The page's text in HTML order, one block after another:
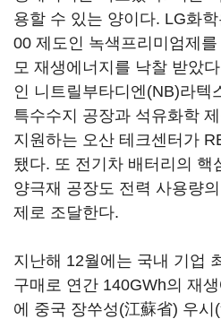
용할 수 있는 양이다. LG화
00 제도인 녹색프리미엄제
모 재생에너지를 낙찰 받았
인 니트릴부타디엔(NB)라텍
특수수지 공장과 석유화학
지원하는 오산 테크센터가
됐다. 또 전기차 배터리의 핵
양극재 공장도 전력 사용량
제로 조달한다.
지난해 12월에는 국내 기업
구매로 연간 140GWh의 재
에 중국 장쑤성(江蘇省) 우